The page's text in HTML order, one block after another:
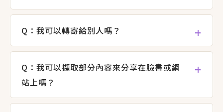
Q：我可以轉寄給別人嗎？
Q：我可以擷取部分內容來分享在臉書或網
站上嗎？